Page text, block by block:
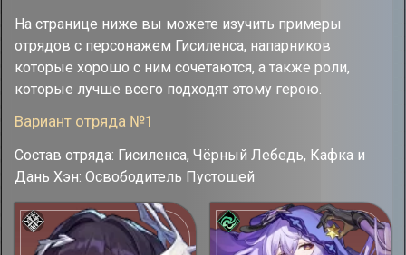
На странице ниже вы можете изучить примеры
отрядов с персонажем Гисиленса, напарников
которые хорошо с ним сочетаются, а также роли,
которые лучше всего подходят этому герою.
Вариант отряда №1
Состав отряда: Гисиленса, Чёрный Лебедь, Кафка и
Дань Хэн: Освободитель Пустошей